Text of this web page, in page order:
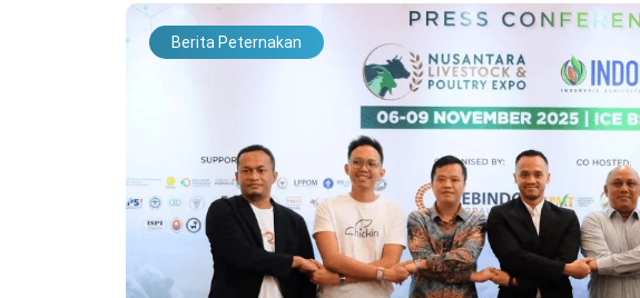
Berita Peternakan